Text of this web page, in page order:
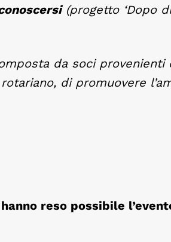
(progetto ‘Dopo
da soci
di promuovere
reso possibile